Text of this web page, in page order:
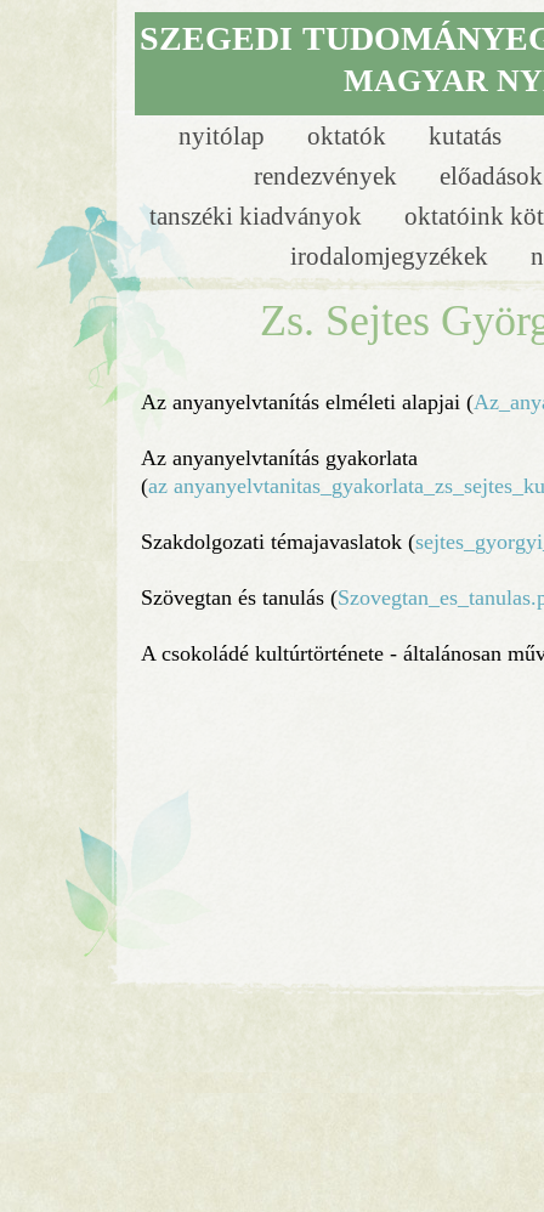
SZEGEDI
MAGYAR
nyitólap oktatók kutatás
rendezvények
tanszéki kiadványok
oktatóink
irodalomjegyzékek
Zs. Sejtes
Az anyanyelvtanítás elméleti alapjai (
Az anyanyelvtanítás gyakorlata
(az
Szakdolgozati témajavaslatok (
Szövegtan és tanulás (
A csokoládé kultúrtörténete - általánosan